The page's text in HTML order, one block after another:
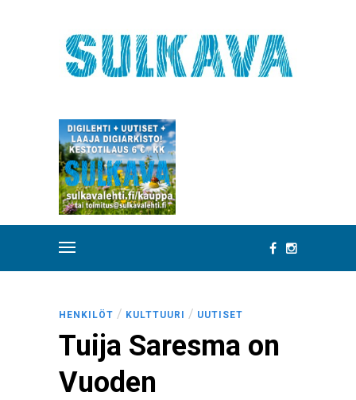
HENKILÖT / KULTTUURI / UUTISET
Tuija Saresma on
Vuoden